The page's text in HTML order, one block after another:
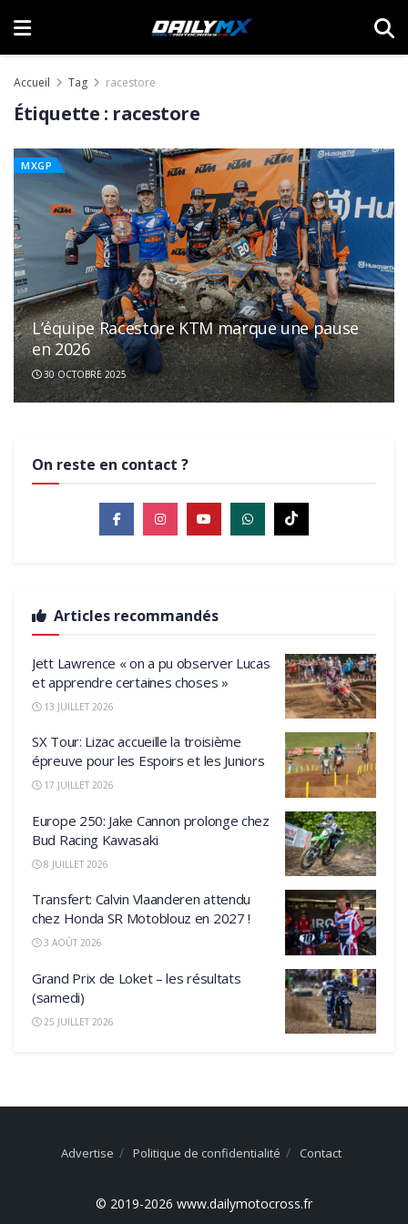
Accueil Tag racestore
Étiquette : racestore
MXGP
L’équipe Racestore KTM marque une pause
en 2026
30 OCTOBRE 2025
On reste en contact ?
Articles recommandés
Jett Lawrence « on a pu observer Lucas
et apprendre certaines choses »
13 JUILLET 2026
SX Tour: Lizac accueille la troisième
épreuve pour les Espoirs et les Juniors
17 JUILLET 2026
Europe 250: Jake Cannon prolonge chez
Bud Racing Kawasaki
8 JUILLET 2026
Transfert: Calvin Vlaanderen attendu
chez Honda SR Motoblouz en 2027 !
3 AOÛT 2026
Grand Prix de Loket – les résultats
(samedi)
25 JUILLET 2026
Advertise Politique de confidentialité Contact
© 2019-2026 www.dailymotocross.fr